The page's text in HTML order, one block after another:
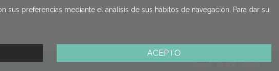
preferencias mediante el análisis de sus hábitos de navegación. Para dar su
ACEPTO